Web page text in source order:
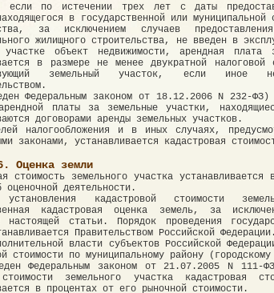
если по истечении трех лет с даты
в государственной или муниципальной
за исключением случаев
жилищного строительства, не введен в
участке объект недвижимости, арендная плата
в размере не менее двукратной налоговой
земельный участок, если иное
Федеральным законом от 18.12.2006 N 232-
платы за земельные участки,
договорами аренды земельных участков.
налогообложения и в иных случаях,
законами, устанавливается кадастровая
Оценка земли
стоимость земельного участка устанавливается
оценочной деятельности.
кадастровой стоимости
кадастровая оценка земель, за
настоящей статьи. Порядок проведения
Правительством Российской Федерации.
власти субъектов Российской
стоимости по муниципальному району
Федеральным законом от 21.07.2005 N 111-
земельного участка кадастровая
в процентах от его рыночной стоимости.